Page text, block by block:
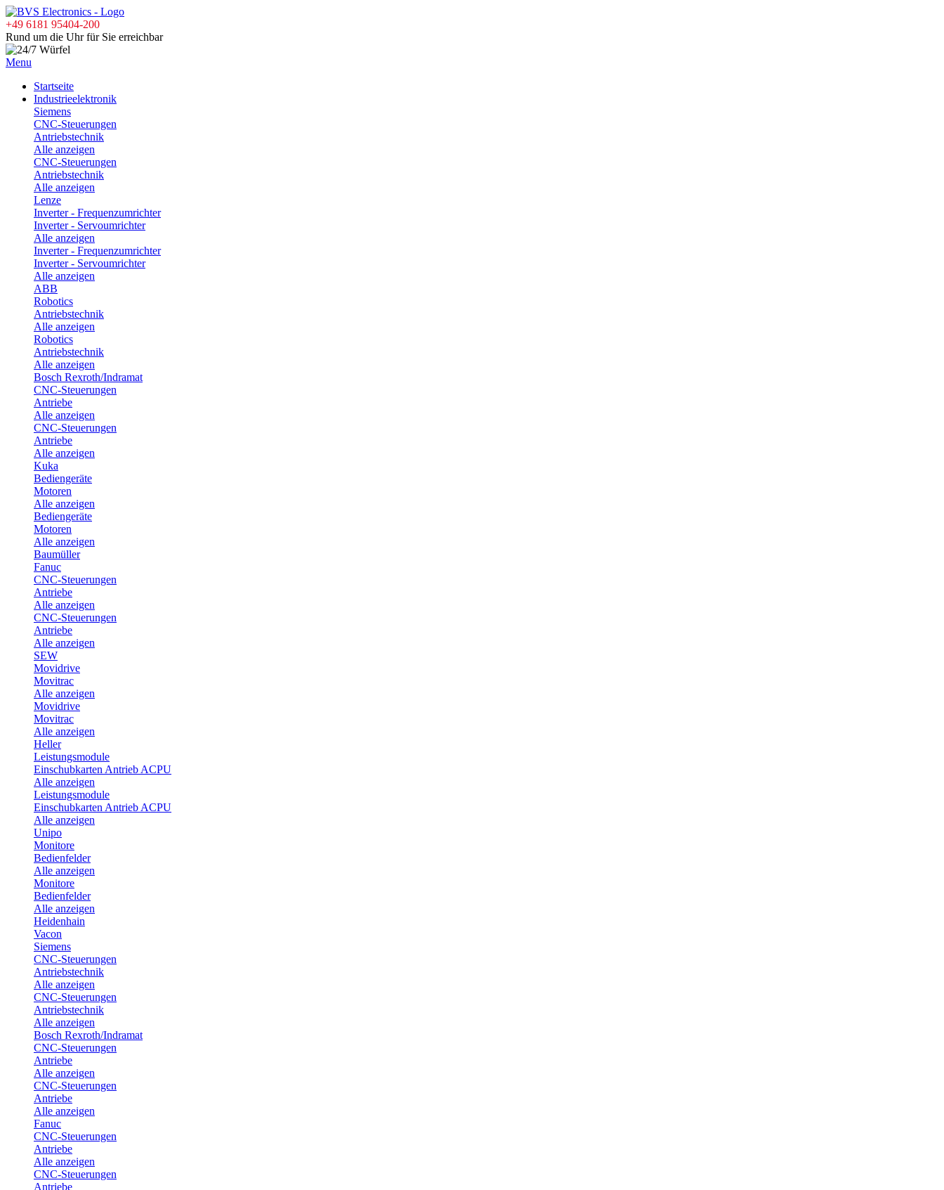
+49 6181 95404-200
Rund um die Uhr für Sie erreichbar
Menu
Startseite
Industrieelektronik
Siemens
CNC-Steuerungen
Antriebstechnik
Alle anzeigen
CNC-Steuerungen
Antriebstechnik
Alle anzeigen
Lenze
Inverter - Frequenzumrichter
Inverter - Servoumrichter
Alle anzeigen
Inverter - Frequenzumrichter
Inverter - Servoumrichter
Alle anzeigen
ABB
Robotics
Antriebstechnik
Alle anzeigen
Robotics
Antriebstechnik
Alle anzeigen
Bosch Rexroth/Indramat
CNC-Steuerungen
Antriebe
Alle anzeigen
CNC-Steuerungen
Antriebe
Alle anzeigen
Kuka
Bediengeräte
Motoren
Alle anzeigen
Bediengeräte
Motoren
Alle anzeigen
Baumüller
Fanuc
CNC-Steuerungen
Antriebe
Alle anzeigen
CNC-Steuerungen
Antriebe
Alle anzeigen
SEW
Movidrive
Movitrac
Alle anzeigen
Movidrive
Movitrac
Alle anzeigen
Heller
Leistungsmodule
Einschubkarten Antrieb ACPU
Alle anzeigen
Leistungsmodule
Einschubkarten Antrieb ACPU
Alle anzeigen
Unipo
Monitore
Bedienfelder
Alle anzeigen
Monitore
Bedienfelder
Alle anzeigen
Heidenhain
Vacon
Siemens
CNC-Steuerungen
Antriebstechnik
Alle anzeigen
CNC-Steuerungen
Antriebstechnik
Alle anzeigen
Bosch Rexroth/Indramat
CNC-Steuerungen
Antriebe
Alle anzeigen
CNC-Steuerungen
Antriebe
Alle anzeigen
Fanuc
CNC-Steuerungen
Antriebe
Alle anzeigen
CNC-Steuerungen
Antriebe